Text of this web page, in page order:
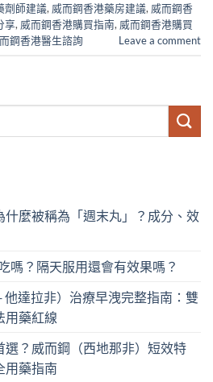
劑師建議, 威而鋼香港藥房建議, 威而鋼香
享, 威而鋼香港購買指南, 威而鋼香港購買
鋼香港醫生諮詢 Leave a comment
什麼被稱為「週末丸」？成分、效
嗎？隔天服用還會有效果嗎？
他達拉非）治療早洩完整指南：雙
用藥紅線
？威而鋼（西地那非）短效特
用藥指南